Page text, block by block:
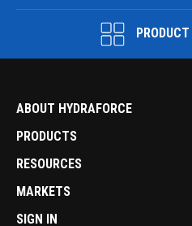
ABOUT HYDRAFORCE
PRODUCTS
RESOURCES
MARKETS
SIGN IN